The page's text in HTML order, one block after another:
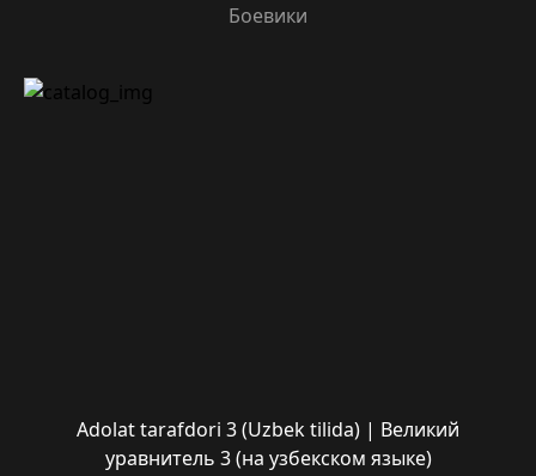
Боевики
Adolat tarafdori 3 (Uzbek tilida) | Великий
уравнитель 3 (на узбекском языке)